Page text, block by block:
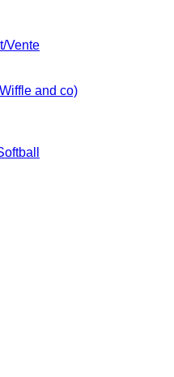
Vente
and co)